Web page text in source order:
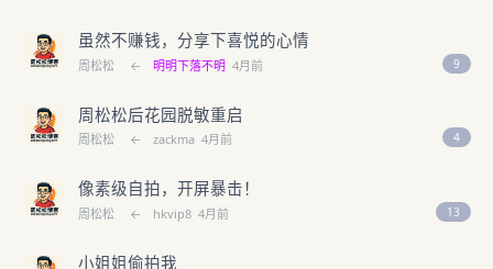
虽然不赚钱，分享下喜悦的心情
周松松 ← 明明下落不明 4月前 9
周松松后花园脱敏重启
周松松 ← zackma 4月前 4
像素级自拍，开屏暴击！
周松松 ← hkvip8 4月前 13
小姐姐偷拍我